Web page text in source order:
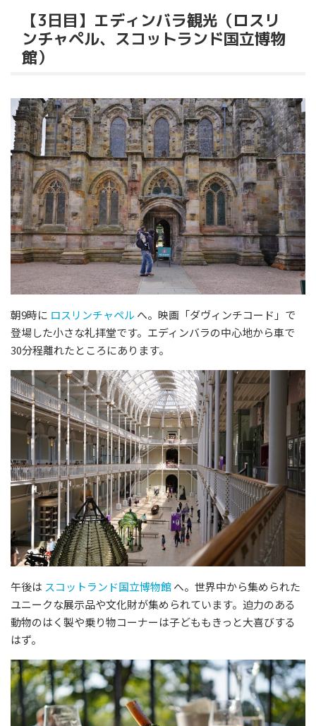
【3日目】エディンバラ観光（ロスリ
ンチャペル、スコットランド国立博物
館）
朝9時に ロスリンチャペル へ。映画「ダヴィンチコード」で
登場した小さな礼拝堂です。エディンバラの中心地から車で
30分程離れたところにあります。
午後は スコットランド国立博物館へ。世界中から集められた
ユニークな展示品や文化財が集められています。迫力のある
動物のはく製や乗り物コーナーは子どももきっと大喜びする
はず。